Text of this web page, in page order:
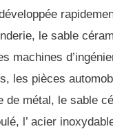
le sable
machines
les pièces
de métal, le sable
l’ acier